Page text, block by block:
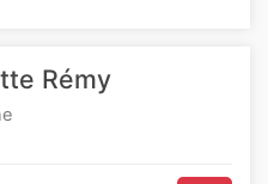
Rémy